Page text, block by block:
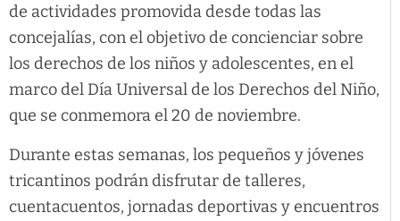
de actividades promovida desde todas las
concejalías, con el objetivo de concienciar sobre
los derechos de los niños y adolescentes, en el
marco del Día Universal de los Derechos del Niño,
que se conmemora el 20 de noviembre.
Durante estas semanas, los pequeños y jóvenes
tricantinos podrán disfrutar de talleres,
cuentacuentos, jornadas deportivas y encuentros